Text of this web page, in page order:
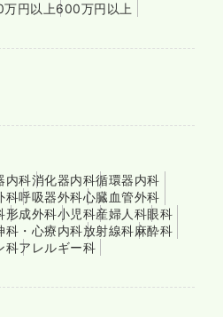
円以上600万円以上
内科消化器内科循環器内科
科呼吸器外科心臓血管外科
形成外科小児科産婦人科眼科
科・心療内科放射線科麻酔科
科アレルギー科